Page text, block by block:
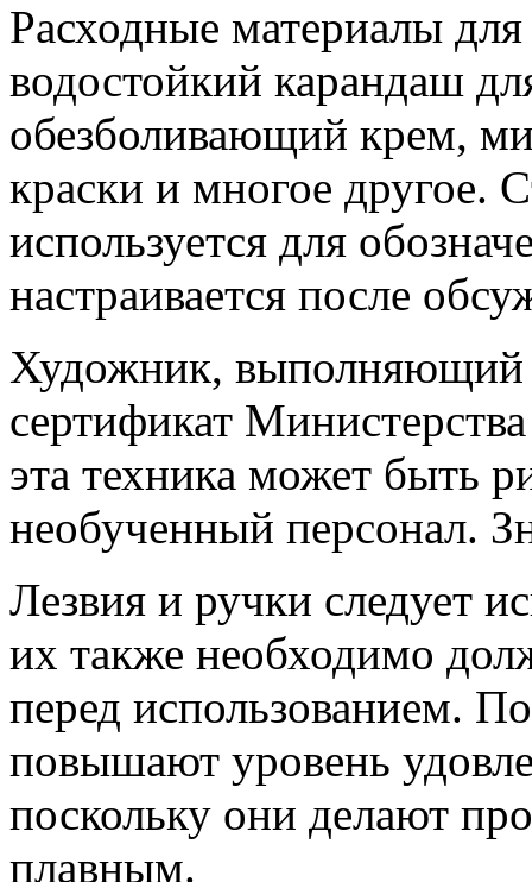
Расходные материалы
водостойкий карандаш
обезболивающий крем,
краски и многое другое.
используется для
настраивается после
Художник, выполняющий
сертификат
эта техника может быть
необученный персонал.
Лезвия и ручки следует
их также необходимо
перед использованием.
повышают уровень
поскольку они делают
плавным.